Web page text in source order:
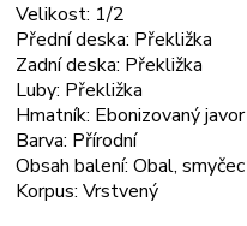
Velikost: 1/2
Přední deska: Překližka
Zadní deska: Překližka
Luby: Překližka
Hmatník: Ebonizovaný javor
Barva: Přírodní
Obsah balení: Obal, smyčec
Korpus: Vrstvený